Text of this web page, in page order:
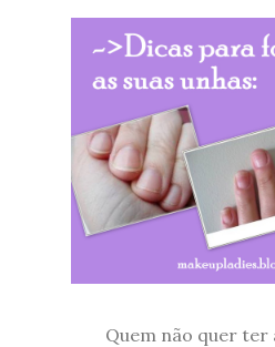
Quem não quer ter